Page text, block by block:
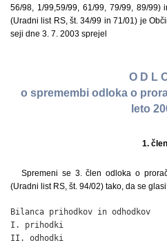
56/98, 1/99,59/99, 61/99, 79/99, 89/99)
(Uradni list RS, št. 34/99 in 71/01) je
seji dne 3. 7. 2003 sprejel
O D L
o spremembi odloka o
leto
1. člen
Spremeni se 3. člen odloka o
(Uradni list RS, št. 94/02) tako, da se
Bilanca prihodkov in
I. prihodki
II. odhodki